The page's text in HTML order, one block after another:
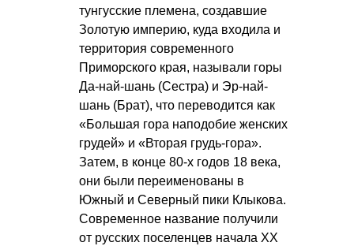
тунгусские племена, создавшие
Золотую империю, куда входила и
территория современного
Приморского края, называли горы
Да-най-шань (Сестра) и Эр-най-
шань (Брат), что переводится как
«Большая гора наподобие женских
грудей» и «Вторая грудь-гора».
Затем, в конце 80-х годов 18 века,
они были переименованы в
Южный и Северный пики Клыкова.
Современное название получили
от русских поселенцев начала ХХ